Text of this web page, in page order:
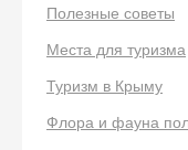
Полезные советы
Места для туризма
Туризм в Крыму
Флора и фауна
Хочешь
промокод